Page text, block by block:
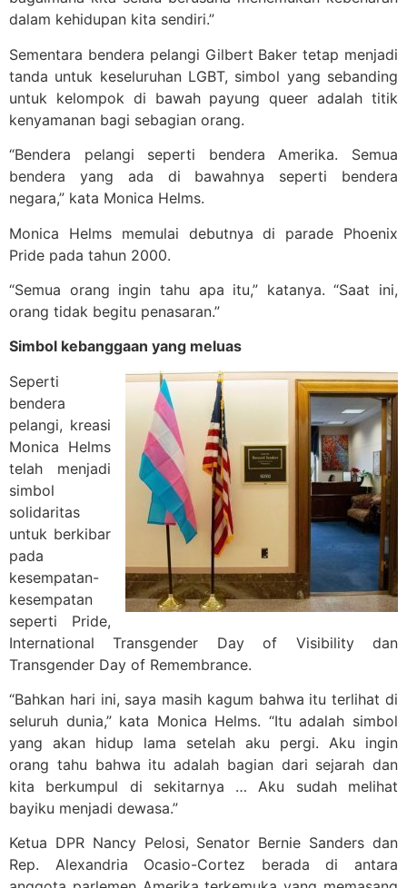
dalam kehidupan kita sendiri.”
Sementara bendera pelangi Gilbert Baker tetap menjadi
tanda untuk keseluruhan LGBT, simbol yang sebanding
untuk kelompok di bawah payung queer adalah titik
kenyamanan bagi sebagian orang.
“Bendera pelangi seperti bendera Amerika. Semua
bendera yang ada di bawahnya seperti bendera
negara,” kata Monica Helms.
Monica Helms memulai debutnya di parade Phoenix
Pride pada tahun 2000.
“Semua orang ingin tahu apa itu,” katanya. “Saat ini,
orang tidak begitu penasaran.”
Simbol kebanggaan yang meluas
Seperti
bendera
pelangi, kreasi
Monica Helms
telah menjadi
simbol
solidaritas
untuk berkibar
pada
kesempatan-
kesempatan
seperti Pride,
International Transgender Day of Visibility dan
Transgender Day of Remembrance.
“Bahkan hari ini, saya masih kagum bahwa itu terlihat di
seluruh dunia,” kata Monica Helms. “Itu adalah simbol
yang akan hidup lama setelah aku pergi. Aku ingin
orang tahu bahwa itu adalah bagian dari sejarah dan
kita berkumpul di sekitarnya … Aku sudah melihat
bayiku menjadi dewasa.”
Ketua DPR Nancy Pelosi, Senator Bernie Sanders dan
Rep. Alexandria Ocasio-Cortez berada di antara